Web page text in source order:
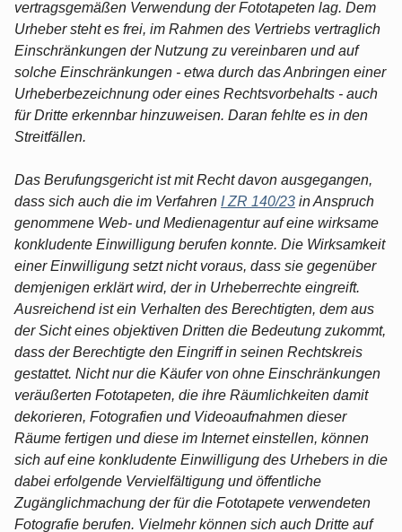
vertragsgemäßen Verwendung der Fototapeten lag. Dem
Urheber steht es frei, im Rahmen des Vertriebs vertraglich
Einschränkungen der Nutzung zu vereinbaren und auf
solche Einschränkungen - etwa durch das Anbringen einer
Urheberbezeichnung oder eines Rechtsvorbehalts - auch
für Dritte erkennbar hinzuweisen. Daran fehlte es in den
Streitfällen.
Das Berufungsgericht ist mit Recht davon ausgegangen,
dass sich auch die im Verfahren I ZR 140/23 in Anspruch
genommene Web- und Medienagentur auf eine wirksame
konkludente Einwilligung berufen konnte. Die Wirksamkeit
einer Einwilligung setzt nicht voraus, dass sie gegenüber
demjenigen erklärt wird, der in Urheberrechte eingreift.
Ausreichend ist ein Verhalten des Berechtigten, dem aus
der Sicht eines objektiven Dritten die Bedeutung zukommt,
dass der Berechtigte den Eingriff in seinen Rechtskreis
gestattet. Nicht nur die Käufer von ohne Einschränkungen
veräußerten Fototapeten, die ihre Räumlichkeiten damit
dekorieren, Fotografien und Videoaufnahmen dieser
Räume fertigen und diese im Internet einstellen, können
sich auf eine konkludente Einwilligung des Urhebers in die
dabei erfolgende Vervielfältigung und öffentliche
Zugänglichmachung der für die Fototapete verwendeten
Fotografie berufen. Vielmehr können sich auch Dritte auf